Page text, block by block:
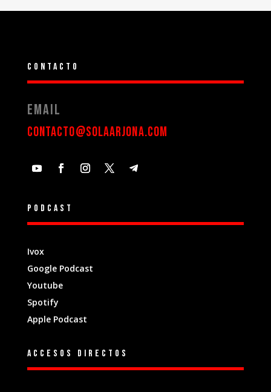
Contacto
Email
contacto@solaarjona.com
Podcast
Ivox
Google Podcast
Youtube
Spotify
Apple Podcast
Accesos directos